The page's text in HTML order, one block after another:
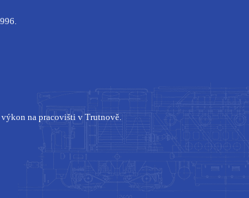
výkon na pracovišti v Trutnově.